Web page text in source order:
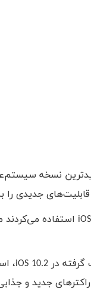
نسخه
جدیدی را
استفاده می‌کردند
در iOS 10.2
جدید و